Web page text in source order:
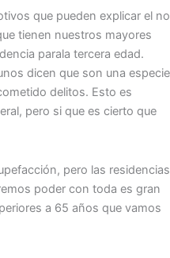
que pueden explicar el no
tienen nuestros mayores
parala tercera edad.
dicen que son una especie
delitos. Esto es
pero si que es cierto que
pero las residencias
poder con toda es gran
a 65 años que vamos